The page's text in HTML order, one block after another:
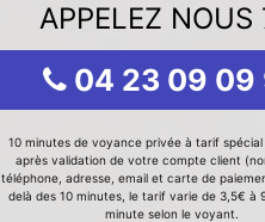
APPELEZ NOUS
04 23 09 09
10 minutes de voyance privée à tarif spécial
après validation de votre compte client
téléphone, adresse, email et carte de
delà des 10 minutes, le tarif varie de 3,5€ à
minute selon le voyant.